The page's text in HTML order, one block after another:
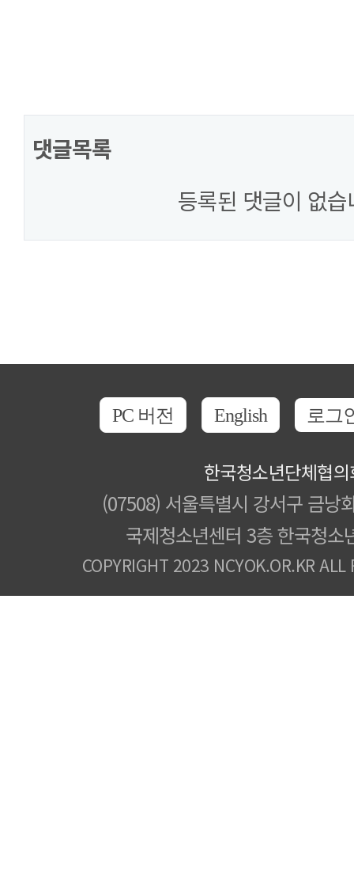
댓글목록
등록된 댓글이 없습
PC 버전 English 로그
한국청소년단체협
(07508) 서울특별시 강서구 금낭
국제청소년센터 3층 한국청소
COPYRIGHT 2023 NCYOK.OR.KR ALL